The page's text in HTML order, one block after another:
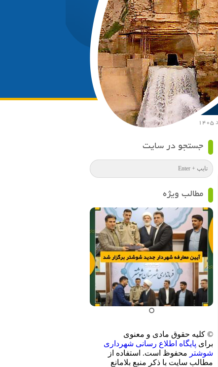
جستجو در سایت
مطالب ویژه
© کلیه حقوق مادی و معنوی
برای پایگاه اطلاع رسانی شهرداری
شوشتر محفوظ است. استفاده از
مطالب سایت با ذکر منبع بلامانع